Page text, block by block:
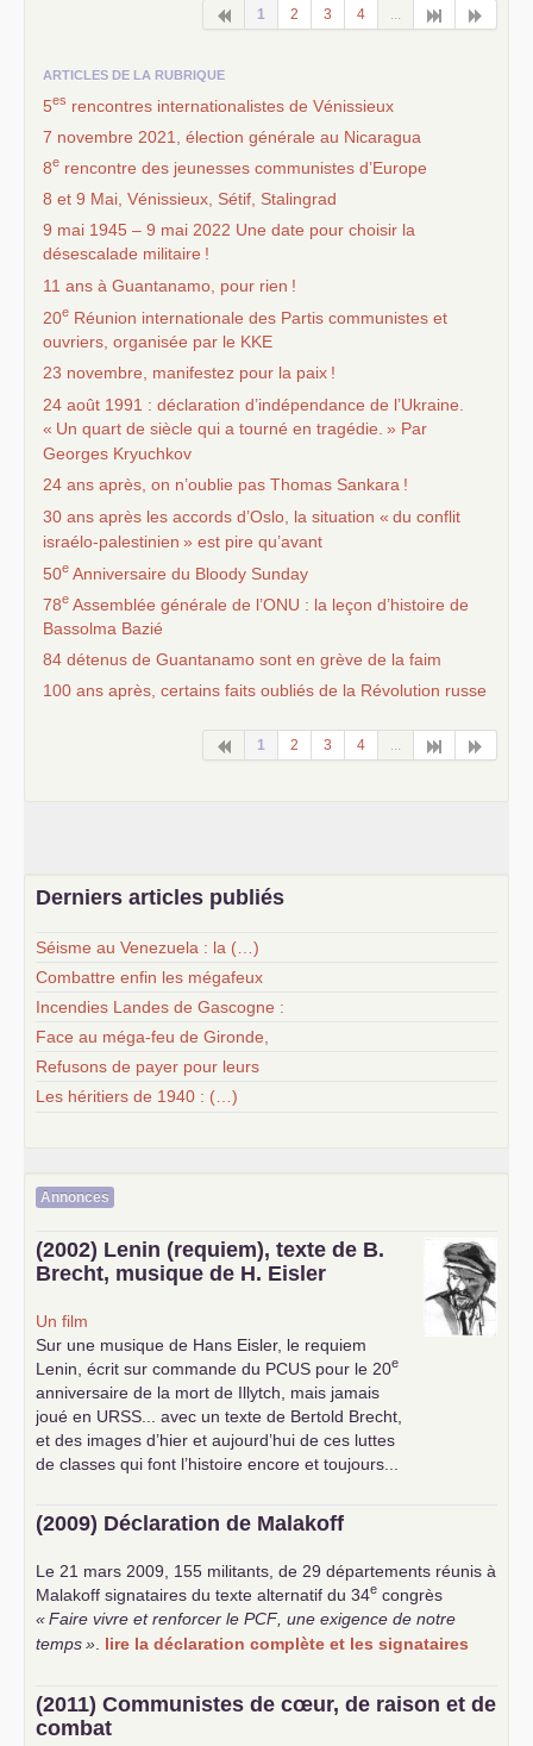
1 2 3 4
ARTICLES DE LA RUBRIQUE
5es rencontres internationalistes de Vénissieux
7 novembre 2021, élection générale au Nicaragua
8e rencontre des jeunesses communistes d’Europe
8 et 9 Mai, Vénissieux, Sétif, Stalingrad
9 mai 1945 – 9 mai 2022 Une date pour choisir la
désescalade militaire !
11 ans à Guantanamo, pour rien !
20e Réunion internationale des Partis communistes et
ouvriers, organisée par le KKE
23 novembre, manifestez pour la paix !
24 août 1991 : déclaration d’indépendance de l’Ukraine.
« Un quart de siècle qui a tourné en tragédie. » Par
Georges Kryuchkov
24 ans après, on n’oublie pas Thomas Sankara !
30 ans après les accords d’Oslo, la situation « du conflit
israélo-palestinien » est pire qu’avant
50e Anniversaire du Bloody Sunday
78e Assemblée générale de l’ONU : la leçon d’histoire de
Bassolma Bazié
84 détenus de Guantanamo sont en grève de la faim
100 ans après, certains faits oubliés de la Révolution russe
1 2 3 4
Derniers articles publiés
Séisme au Venezuela : la (…)
Combattre enfin les mégafeux
Incendies Landes de Gascogne :
Face au méga-feu de Gironde,
Refusons de payer pour leurs
Les héritiers de 1940 : (…)
Annonces
(2002) Lenin (requiem), texte de B.
Brecht, musique de H. Eisler
Un film
Sur une musique de Hans Eisler, le requiem
Lenin, écrit sur commande du PCUS pour le 20e
anniversaire de la mort de Illytch, mais jamais
joué en URSS ... avec un texte de Bertold Brecht,
et des images d’hier et aujourd’hui de ces luttes
de classes qui font l’histoire encore et toujours...
(2009) Déclaration de Malakoff
Le 21 mars 2009, 155 militants, de 29 départements réunis à
Malakoff signataires du texte alternatif du 34e congrès
«Faire vivre et renforcer le PCF , une exigence de notre
temps» lire la déclaration complète et les signataires
(2011) Communistes de cœur, de raison et de
combat